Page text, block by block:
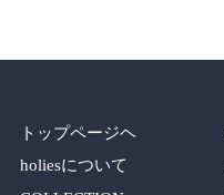
トップページヘ
holiesについて